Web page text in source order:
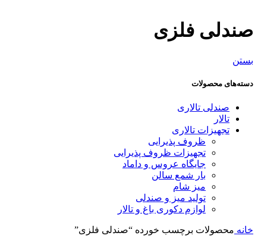
صندلی فلزی
بستن
دسته‌های محصولات
صندلی تالاری
تالار
تجهیزات تالاری
ظروف پذیرایی
تجهیزات ظروف پذیرایی
جایگاه عروس و داماد
بار شمع سالن
میز شام
تولید میز و صندلی
لوازم دکوری باغ و تالار
خانه محصولات برچسب خورده “صندلی فلزی”